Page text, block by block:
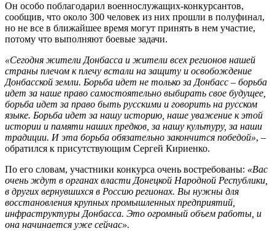
Он особо поблагодарил военнослужащих-конкурсантов,
сообщив, что около 300 человек из них прошли в полуфинал,
но не все в ближайшее время могут принять в нем участие,
потому что выполняют боевые задачи.
«Сегодня жители Донбасса и жители всех регионов нашей
страны плечом к плечу встали на защиту и освобождение
Донбасской земли. Борьба идет не только за Донбасс – борьба
идет за наше право самостоятельно выбирать свое будущее,
борьба идет за право быть русскими и говорить на русском
языке. Борьба идет за нашу историю, наше уважение к этой
истории и памяти наших предков, за нашу культуру, за наши
традиции. И эта борьба обязательно закончится победой», –
обратился к присутствующим Сергей Кириенко.
По его словам, участники конкурса очень востребованы: «Вас
очень ждут в органах власти Донецкой Народной Республики,
в других вернувшихся в Россию регионах. Вы нужны для
восстановления крупных промышленных предприятий,
инфраструктуры Донбасса. Это огромный объем работы, и
она начинается уже сейчас».